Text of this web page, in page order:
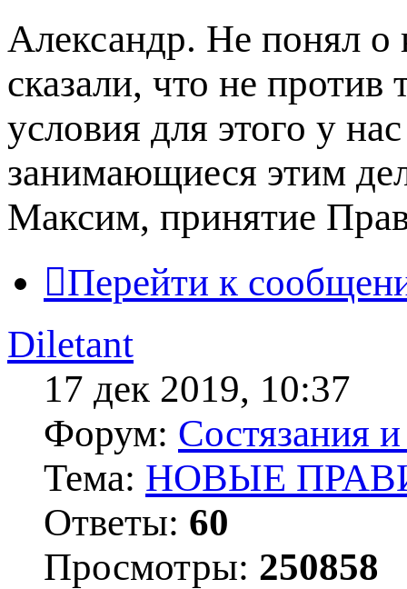
Александр. Не понял о
сказали, что не против
условия для этого у
занимающиеся этим
Максим, принятие
Перейти к
Diletant
17 дек 2019, 10:37
Форум: Состязания
Тема: НОВЫЕ
Ответы: 60
Просмотры: 250858